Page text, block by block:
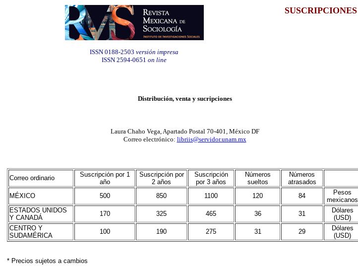
ISSN 0188-2503 versión impresa
ISSN 2594-0651 on line
SUSCRIPCIONES
Distribución, venta y sucripciones
Laura Chaho Vega, Apartado Postal 70-401, México DF
Correo electrónico: libriis@servidor.unam.mx
Correo ordinario
Suscripción por 1
año
Suscripción por
2 años
Suscripción
por 3 años
Números
sueltos
Números
atrasados
MÉXICO
500 850 1100 120 84
Pesos
mexicanos
ESTADOS UNIDOS
Y CANADÁ
170 325 465 36 31
Dólares
(USD)
CENTRO Y
SUDAMÉRICA
100 190 275 31 29
Dólares
(USD)
* Precios sujetos a cambios